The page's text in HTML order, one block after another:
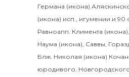
Германа (икона)
(икона) исп., игумении и 90
Равноапп. Климента (икона
Наума (икона), Саввы
Блж. Николая (икона)
юродивого,